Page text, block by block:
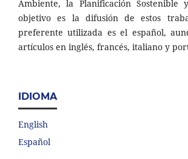
Ambiente, la Planificación Sostenible
objetivo es la difusión de estos
preferente utilizada es el español,
artículos en inglés, francés, italiano y
IDIOMA
English
Español